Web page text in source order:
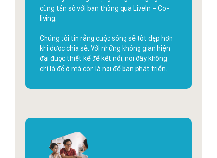
cùng tần số với bạn thông qua LiveIn – Co-
living.
Chúng tôi tin rằng cuộc sống sẽ tốt đẹp hơn
khi được chia sẻ. Với những không gian hiện
đại được thiết kế để kết nối, nơi đây không
chỉ là để ở mà còn là nơi để bạn phát triển.